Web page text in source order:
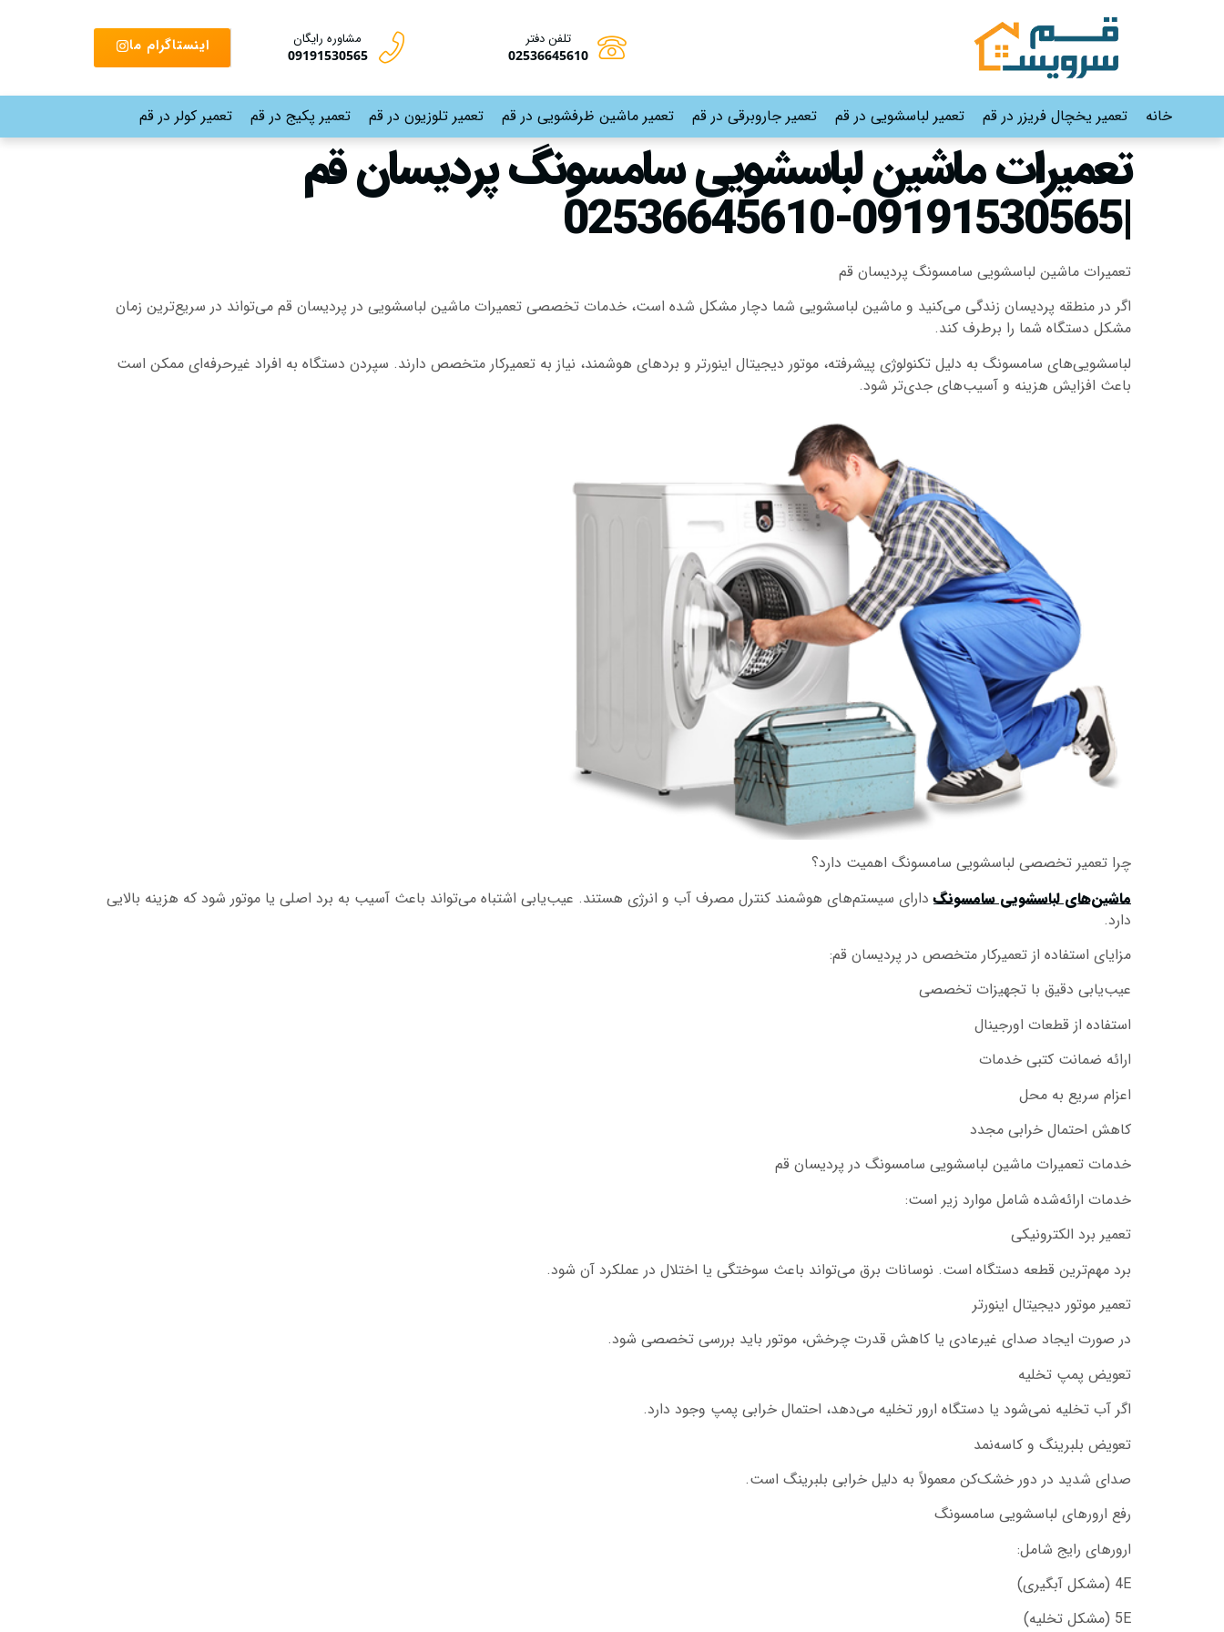
تلفن دفتر
02536645610
مشاوره رایگان
09191530565 اینستاگرام ما
خانه تعمیر یخچال فریزر در قم تعمیر لباسشویی در قم تعمیر جاروبرقی در قم تعمیر ماشین ظرفشویی در قم تعمیر تلوزیون در قم تعمیر پکیج در قم تعمیر کولر در قم
تعمیرات ماشین لباسشویی سامسونگ پردیسان قم
|09191530565-02536645610
تعمیرات ماشین لباسشویی سامسونگ پردیسان قم
اگر در منطقه پردیسان زندگی می‌کنید و ماشین لباسشویی شما دچار مشکل شده است، خدمات تخصصی تعمیرات ماشین لباسشویی در پردیسان قم می‌تواند در سریع‌ترین زمان
مشکل دستگاه شما را برطرف کند.
لباسشویی‌های سامسونگ به دلیل تکنولوژی پیشرفته، موتور دیجیتال اینورتر و بردهای هوشمند، نیاز به تعمیرکار متخصص دارند. سپردن دستگاه به افراد غیرحرفه‌ای ممکن است
باعث افزایش هزینه و آسیب‌های جدی‌تر شود.
چرا تعمیر تخصصی لباسشویی سامسونگ اهمیت دارد؟
ماشین‌های لباسشویی سامسونگدارای سیستم‌های هوشمند کنترل مصرف آب و انرژی هستند. عیب‌یابی اشتباه می‌تواند باعث آسیب به برد اصلی یا موتور شود که هزینه بالایی
دارد.
مزایای استفاده از تعمیرکار متخصص در پردیسان قم:
عیب‌یابی دقیق با تجهیزات تخصصی
استفاده از قطعات اورجینال
ارائه ضمانت کتبی خدمات
اعزام سریع به محل
کاهش احتمال خرابی مجدد
خدمات تعمیرات ماشین لباسشویی سامسونگ در پردیسان قم
خدمات ارائه‌شده شامل موارد زیر است:
تعمیر برد الکترونیکی
برد مهم‌ترین قطعه دستگاه است. نوسانات برق می‌تواند باعث سوختگی یا اختلال در عملکرد آن شود.
تعمیر موتور دیجیتال اینورتر
در صورت ایجاد صدای غیرعادی یا کاهش قدرت چرخش، موتور باید بررسی تخصصی شود.
تعویض پمپ تخلیه
اگر آب تخلیه نمی‌شود یا دستگاه ارور تخلیه می‌دهد، احتمال خرابی پمپ وجود دارد.
تعویض بلبرینگ و کاسه‌نمد
صدای شدید در دور خشک‌کن معمولاً به دلیل خرابی بلبرینگ است.
رفع ارورهای لباسشویی سامسونگ
ارورهای رایج شامل:
4E (مشکل آبگیری)
5E (مشکل تخلیه)